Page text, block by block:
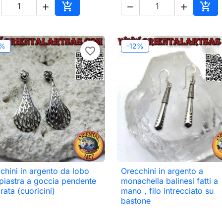
 
Aggiungi al carrello
  
favorite_border
 Anteprima
in argento da lobo
a goccia pendente
(cuoricini)
-12%
 Anteprima
Orecchini in argento a
monachella balinesi fatti a
mano , filo intrecciato su
bastone